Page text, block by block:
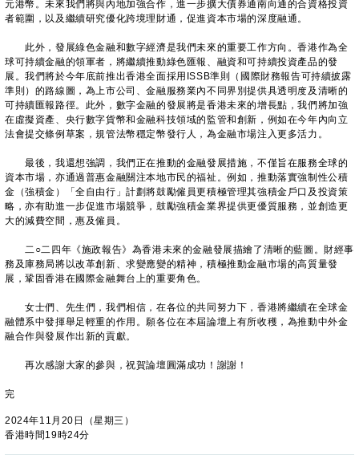
元港幣。未來我們將與內地加強合作，進一步擴大債券通南向通的合資格投資
者範圍，以及繼續研究優化跨境理財通，促進資本市場的深度融通。
此外，發展綠色金融和數字經濟是我們未來的重要工作方向。香港作為全
球可持續金融的領軍者，將繼續推動綠色匯報、融資和可持續投資產品的發
展。我們將於今年底前推出香港全面採用ISSB準則（國際財務報告可持續披露
準則）的路線圖，為上市公司、金融服務業內不同界別提供具透明度及清晰的
可持續匯報路徑。此外，數字金融的發展將是香港未來的增長點，我們將加強
在虛擬資產、央行數字貨幣和金融科技領域的監管和創新，例如在今年內向立
法會提交條例草案，規管法幣穩定幣發行人，為金融市場注入更多活力。
最後，我還想強調，我們正在推動的金融發展措施，不僅旨在服務全球的
資本市場，亦通過普惠金融關注本地市民的福祉。例如，推動落實強制性公積
金（強積金）「全自由行」計劃將鼓勵僱員更積極管理其強積金戶口及投資策
略，亦有助進一步促進市場競爭，鼓勵強積金業界提供更優質服務，並創造更
大的減費空間，惠及僱員。
二○二四年《施政報告》為香港未來的金融發展描繪了清晰的藍圖。財經事
務及庫務局將以改革創新、求變應變的精神，積極推動金融市場的高質量發
展，鞏固香港在國際金融舞台上的重要角色。
女士們、先生們，我們相信，在各位的共同努力下，香港將繼續在全球金
融體系中發揮舉足輕重的作用。願各位在本屆論壇上有所收穫，為推動中外金
融合作與發展作出新的貢獻。
再次感謝大家的參與，祝賀論壇圓滿成功！謝謝！
完
2024年11月20日（星期三）
香港時間19時24分